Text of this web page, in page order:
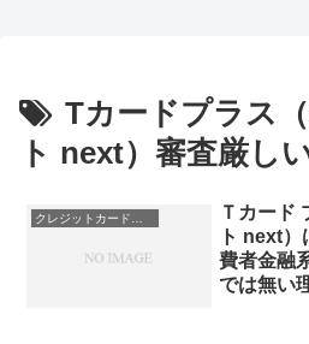
Tカードプラス
ト next）審査厳し
Ｔカード
ト next
費者金融
では無い